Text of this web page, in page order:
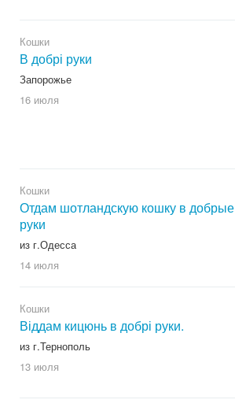
Кошки
В добрі руки
Запорожье
16 июля
Кошки
Отдам шотландскую кошку в добрые
руки
из г.Одесса
14 июля
Кошки
Віддам кицюнь в добрі руки.
из г.Тернополь
13 июля